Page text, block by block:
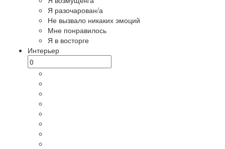
Я разочарован/а
Не вызвало никаких эмоций
Мне понравилось
Я в восторге
Интерьер